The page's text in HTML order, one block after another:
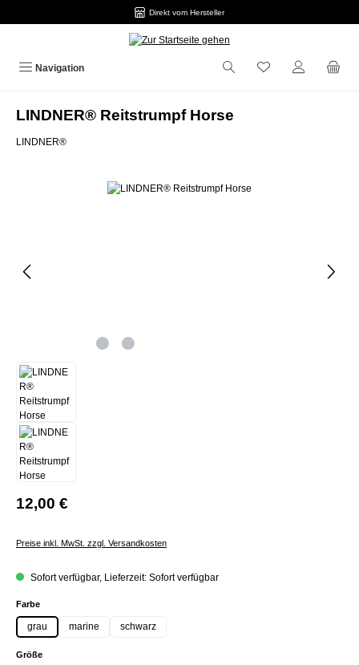
Direkt vom Hersteller
Navigation
LINDNER® Reitstrumpf Horse
LINDNER®
Bildergalerie überspringen
12,00 €
Preise inkl. MwSt. zzgl. Versandkosten
Sofort verfügbar, Lieferzeit: Sofort verfügbar
Farbeauswählen
grau marine schwarz
Größeauswählen